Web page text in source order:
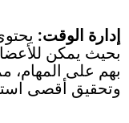
إدارة الوقت:
بحيث يمكن
بهم على المهام،
وتحقيق أقصى